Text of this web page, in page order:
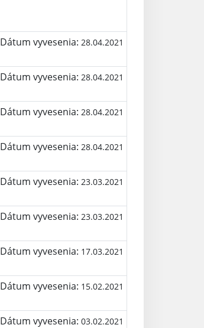
Dátum vyvesenia: 28.04.2021
Dátum vyvesenia: 28.04.2021
Dátum vyvesenia: 28.04.2021
Dátum vyvesenia: 28.04.2021
Dátum vyvesenia: 23.03.2021
Dátum vyvesenia: 23.03.2021
Dátum vyvesenia: 17.03.2021
Dátum vyvesenia: 15.02.2021
Dátum vyvesenia: 03.02.2021